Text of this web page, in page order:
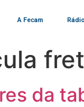
A Fecam
da